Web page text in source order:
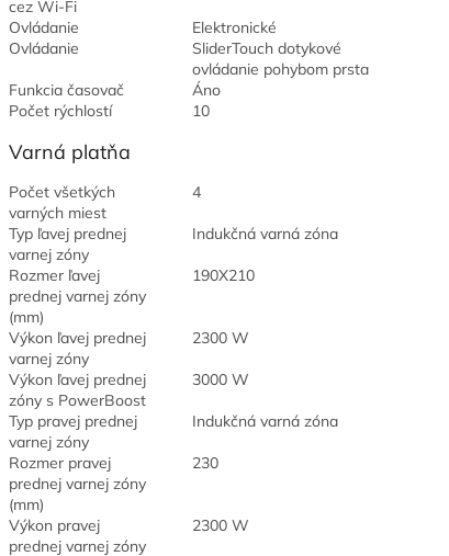
cez Wi-Fi
Ovládanie
Elektronické
Ovládanie
SliderTouch dotykové
ovládanie pohybom prsta
Funkcia časovač
Áno
Počet rýchlostí
10
Varná platňa
Počet všetkých
varných miest
4
Typ ľavej prednej
varnej zóny
Indukčná varná zóna
Rozmer ľavej
prednej varnej zóny
(mm)
190X210
Výkon ľavej prednej
varnej zóny
2300 W
Výkon ľavej prednej
zóny s PowerBoost
3000 W
Typ pravej prednej
varnej zóny
Indukčná varná zóna
Rozmer pravej
prednej varnej zóny
(mm)
230
Výkon pravej
prednej varnej zóny
2300 W